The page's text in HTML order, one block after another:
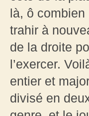
là, ô
trahir à
de la droite
l’exercer.
entier et
divisé en